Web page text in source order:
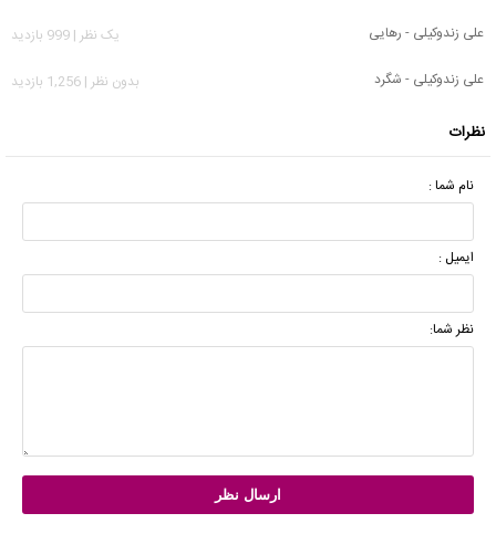
علی زندوکیلی - رهایی
يک نظر | 999 بازدید
علی زندوکیلی - شگرد
بدون نظر | 1,256 بازدید
نظرات
نام شما :
ایمیل :
نظر شما: